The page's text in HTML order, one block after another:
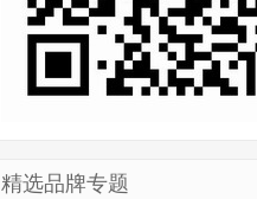
精选品牌专题